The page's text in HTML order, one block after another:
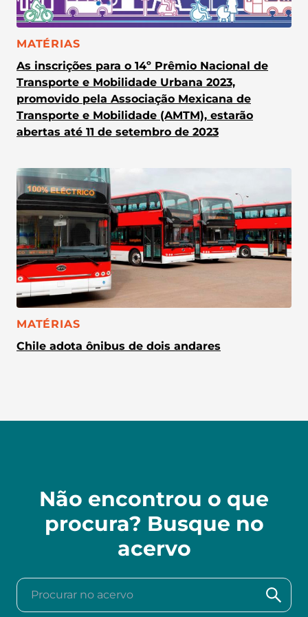
CATEGORIA:
MATÉRIAS
As inscrições para o 14º Prêmio Nacional de
Transporte e Mobilidade Urbana 2023,
promovido pela Associação Mexicana de
Transporte e Mobilidade (AMTM), estarão
abertas até 11 de setembro de 2023
CATEGORIA:
MATÉRIAS
Chile adota ônibus de dois andares
Não encontrou o que
procura? Busque no
acervo
Procurar no acervo